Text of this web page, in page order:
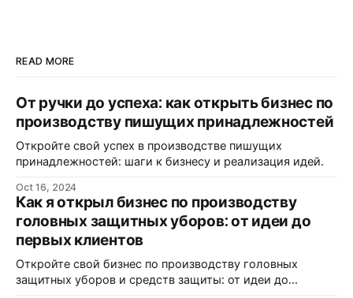
READ MORE
От ручки до успеха: как открыть бизнес по
производству пишущих принадлежностей
Откройте свой успех в производстве пишущих
принадлежностей: шаги к бизнесу и реализация идей.
Oct 16, 2024
Как я открыл бизнес по производству
головных защитных уборов: от идеи до
первых клиентов
Откройте свой бизнес по производству головных
защитных уборов и средств защиты: от идеи до